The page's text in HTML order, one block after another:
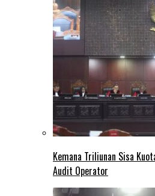
Kemana Triliunan Sisa
Audit Operator